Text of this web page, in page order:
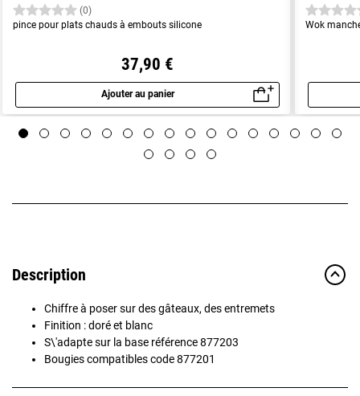
(0)
pince pour plats chauds à embouts silicone
37,90 €
Ajouter au panier
Aperçu rapide
Wok
Description
Chiffre à poser sur des gâteaux, des entremets
Finition : doré et blanc
S\'adapte sur la base référence 877203
Bougies compatibles code 877201